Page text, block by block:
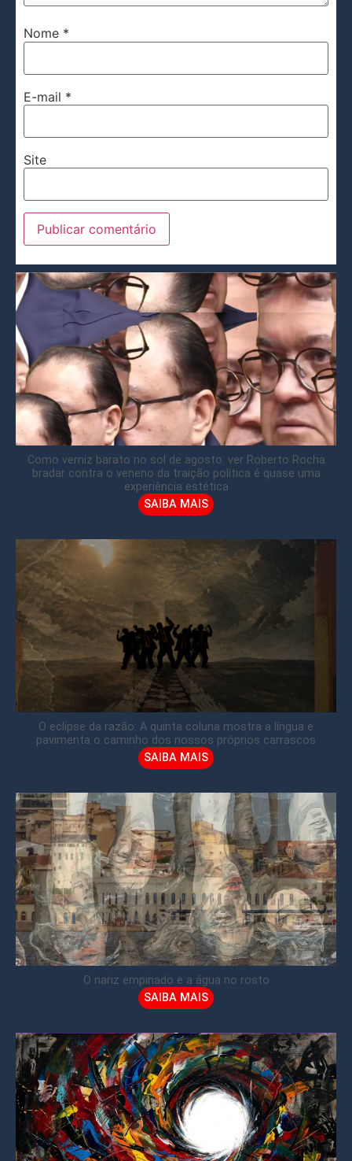
Nome *
E-mail *
Site
Como verniz barato no sol de agosto: ver Roberto Rocha
bradar contra o veneno da traição política é quase uma
experiência estética
SAIBA MAIS
O eclipse da razão: A quinta coluna mostra a língua e
pavimenta o caminho dos nossos próprios carrascos
SAIBA MAIS
O nariz empinado e a água no rosto
SAIBA MAIS